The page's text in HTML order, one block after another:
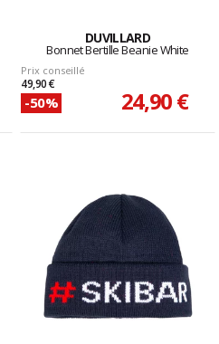
DUVILLARD
Bonnet Bertille Beanie White
Prix conseillé
49,90 €
-50% 24,90 €